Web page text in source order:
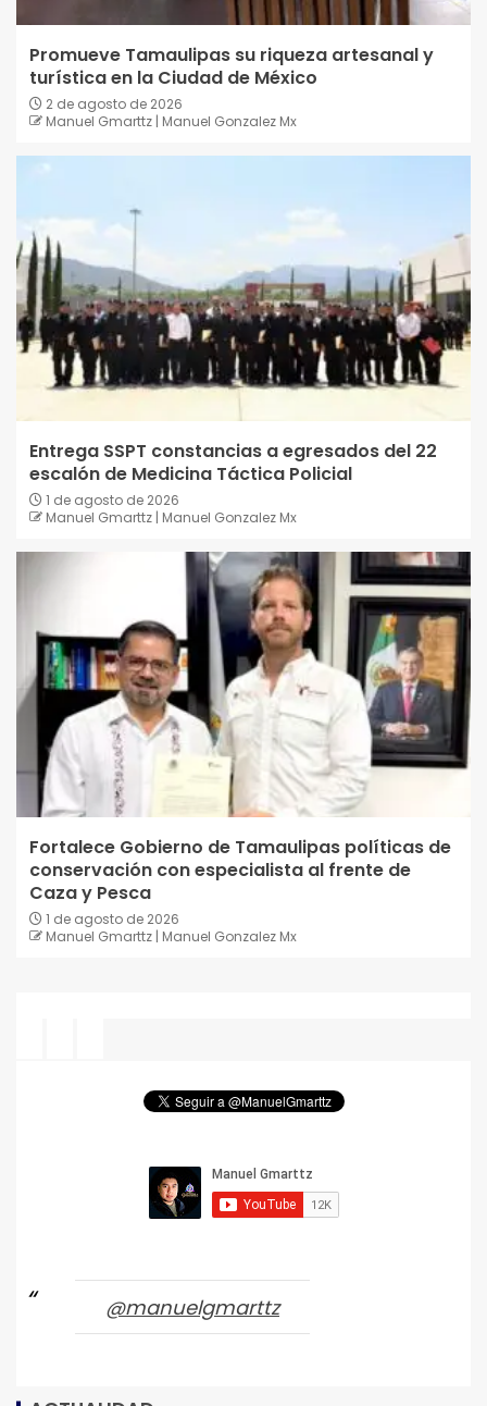
Promueve Tamaulipas su riqueza artesanal y
turística en la Ciudad de México
2 de agosto de 2026
Manuel Gmarttz | Manuel Gonzalez Mx
Entrega SSPT constancias a egresados del 22
escalón de Medicina Táctica Policial
1 de agosto de 2026
Manuel Gmarttz | Manuel Gonzalez Mx
Fortalece Gobierno de Tamaulipas políticas de
conservación con especialista al frente de
Caza y Pesca
1 de agosto de 2026
Manuel Gmarttz | Manuel Gonzalez Mx
@manuelgmarttz